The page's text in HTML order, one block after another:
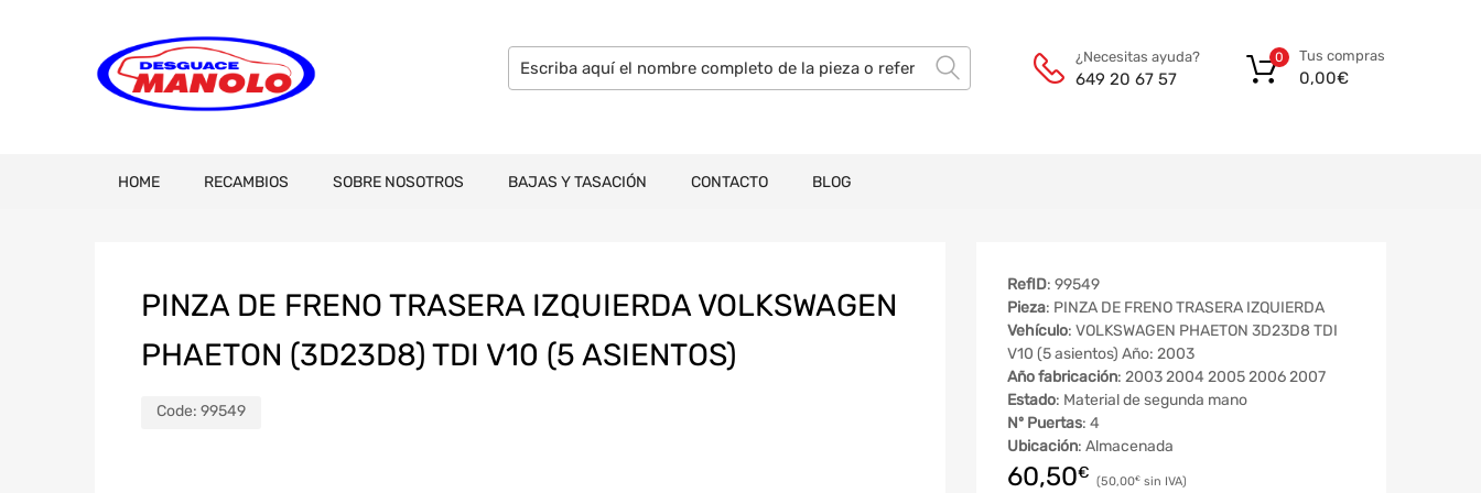
¿Necesitas ayuda?
649 20 67 57
Tus compras
0,00€
0
HOME RECAMBIOS SOBRE NOSOTROS BAJAS Y TASACIÓN CONTACTO BLOG
PINZA DE FRENO TRASERA IZQUIERDA VOLKSWAGEN
PHAETON (3D23D8) TDI V10 (5 ASIENTOS)
Code: 99549
RefID: 99549
Pieza: PINZA DE FRENO TRASERA IZQUIERDA
Vehículo: VOLKSWAGEN PHAETON 3D23D8 TDI
V10 (5 asientos) Año: 2003
Año fabricación: 2003 2004 2005 2006 2007
Estado: Material de segunda mano
Nº Puertas: 4
Ubicación: Almacenada
60,50€ 50,00€